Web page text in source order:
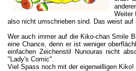
Weiter
also nicht umschrieben sind. Das weist auf
Wer auch immer auf die Kiko-chan Smile
eine Chance, denn er ist weniger
einfachen Zeichenstil Nunouras nicht
"Lady's Comic".
Viel Spass noch mit der eigenwilligen Kiko!